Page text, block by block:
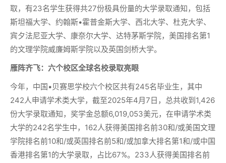
取，有23名学生获得共27份极具份量的大学录取通知，包括
斯坦福大学、约翰斯•霍普金斯大学、西北大学、杜克大学、
宾夕法尼亚大学、康奈尔大学、达特茅斯学院，美国排名第1
的文理学院威廉姆斯学院以及英国剑桥大学。
雁阵齐飞：六个校区全球名校录取亮眼
今年，中国•贝赛思学校六个校区共有245名毕业生，其中
242人申请学术类大学，截至2025年4月7日，总共收到1,426
份大学录取通知，奖学金总额6,019,053美元，在申请学术类
大学的242名学生中，162人获得美国排名前30和/或美国文理
学院排名前10和/或英国排名前5和/或加拿大排名第1和/或中国
香港排名第1的大学录取，占比67%。233人获得美国排名前